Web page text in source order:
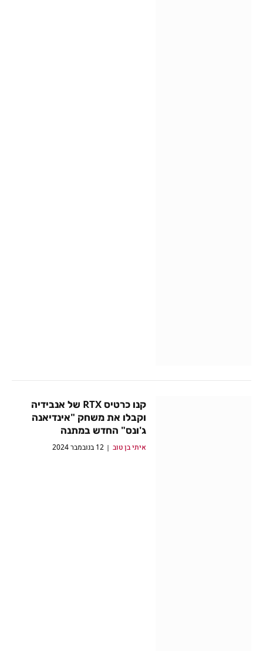
קנו כרטיס RTX של אנבידיה
וקבלו את משחק "אינדיאנה
ג'ונס" החדש במתנה
איתי בן טוב 12 בנובמבר 2024